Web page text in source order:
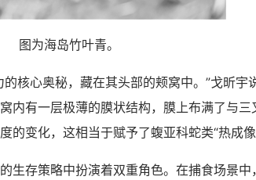
图为海岛竹叶青。
心奥秘，藏在其头部的颊窝中。”戈昕宇
内有一层极薄的膜状结构，膜上布满了与
变化，这相当于赋予了蝮亚科蛇类“热成像
存策略中扮演着双重角色。在捕食场景中